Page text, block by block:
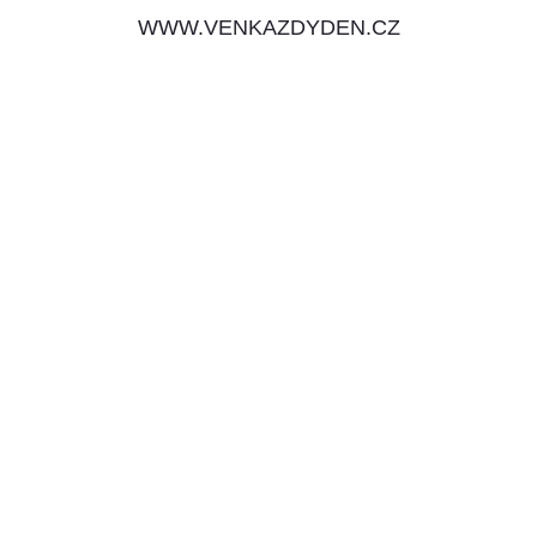
WWW.VENKAZDYDEN.CZ